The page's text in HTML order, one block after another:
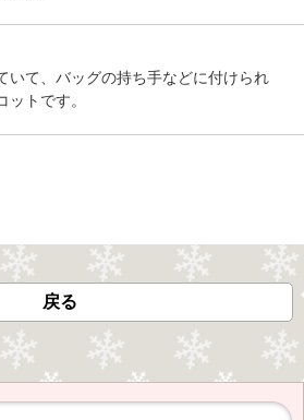
いて、バッグの持ち手などに付けられ
トです。
戻る